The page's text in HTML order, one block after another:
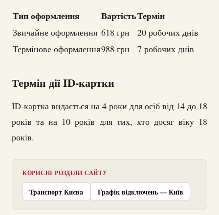
Тип оформлення ВартістьТермін
Звичайне оформлення 618 грн
20 робочих днів
Термінове оформлення988 грн 7 робочих днів
Термін дії ID-картки
ID-картка видається на 4 роки для осіб від 14 до 18
років та на 10 років для тих, хто досяг віку 18
років.
КОРИСНІ РОЗДІЛИ САЙТУ
Транспорт Києва Графік відключень — Київ